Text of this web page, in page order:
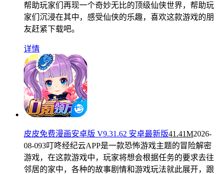
帮助玩家们再现一个奇妙无比的顶级仙侠世界，帮助玩
家们沉浸在其中，感受仙侠的乐趣，喜欢这款游戏的朋
友赶紧下载吧。
详情
皮皮免费漫画安卓版 V9.31.62 安卓最新版41.41M2026-
08-093叮咚经纪云APP是一款恐怖游戏主题的冒险解密
游戏，在这款游戏中，玩家将想会根据任务的要求去往
邻居的家中，各种的故事剧情和游戏玩法就此展开，跟